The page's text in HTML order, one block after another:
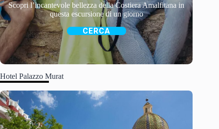
Scopri l’incantevole bellezza della Costiera Amalfitana in
questa escursione di un giorno
CERCA
Hotel Palazzo Murat